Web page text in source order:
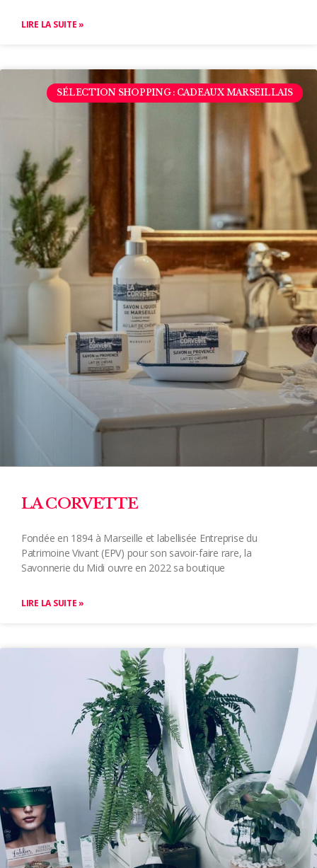
LIRE LA SUITE »
SÉLECTION SHOPPING : CADEAUX MARSEILLAIS
LA CORVETTE
Fondée en 1894 à Marseille et labellisée Entreprise du
Patrimoine Vivant (EPV) pour son savoir-faire rare, la
Savonnerie du Midi ouvre en 2022 sa boutique
LIRE LA SUITE »